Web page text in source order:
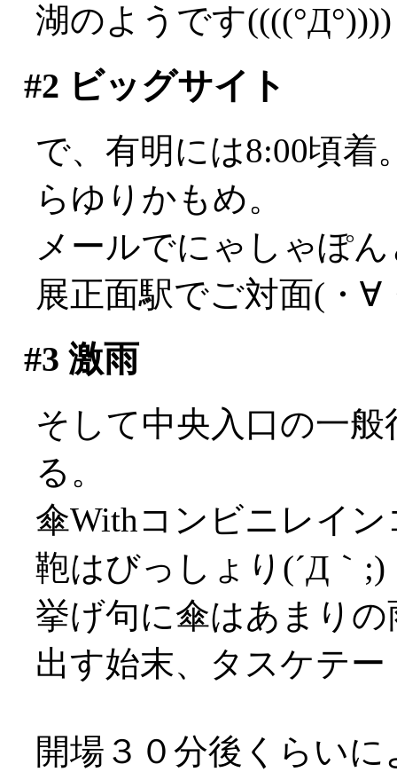
湖のようです((((°Д°))))
#2 ビッグサイト
で、有明には8:00頃着
らゆりかもめ。
メールでにゃしゃぽ
展正面駅でご対面(・∀
#3 激雨
そして中央入口の一
る。
傘Withコンビニレイ
鞄はびっしょり(´Д｀;)
挙げ句に傘はあまり
出す始末、タスケテー
開場３０分後くらい